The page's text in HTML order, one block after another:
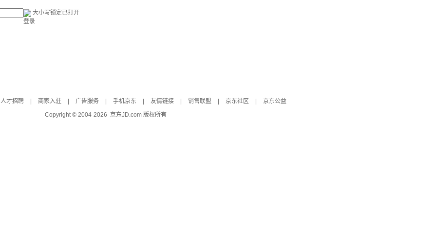
大小写锁定已打开
登录
人才招聘 商家入驻 广告服务 手机京东 友情链接 销售联盟 京东社区
京东公益
Copyright © 2004-2026 京东JD.com 版权所有